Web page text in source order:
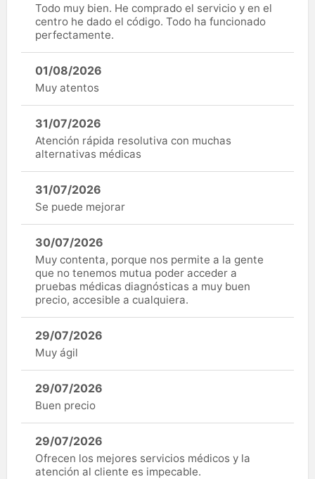
Todo muy bien. He comprado el servicio y en el
centro he dado el código. Todo ha funcionado
perfectamente.
01/08/2026
Muy atentos
31/07/2026
Atención rápida resolutiva con muchas
alternativas médicas
31/07/2026
Se puede mejorar
30/07/2026
Muy contenta, porque nos permite a la gente
que no tenemos mutua poder acceder a
pruebas médicas diagnósticas a muy buen
precio, accesible a cualquiera.
29/07/2026
Muy ágil
29/07/2026
Buen precio
29/07/2026
Ofrecen los mejores servicios médicos y la
atención al cliente es impecable.